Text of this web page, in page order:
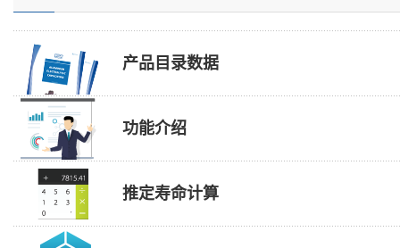
产品目录数据
功能介绍
推定寿命计算